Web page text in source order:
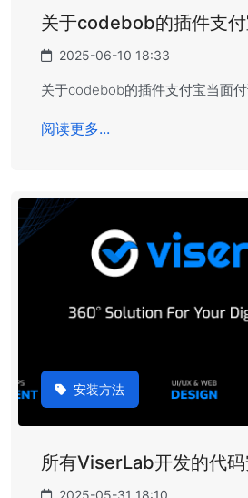
关于codebob的插件支
2025-06-10 18:33
关于codebob的插件支付宝当面
阅读更多...
安装方法
所有ViserLab开发的代
2025-05-31 18:10